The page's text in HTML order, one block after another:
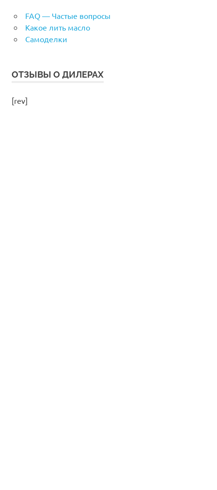
FAQ — Частые вопросы
Какое лить масло
Самоделки
ОТЗЫВЫ О ДИЛЕРАХ
[rev]